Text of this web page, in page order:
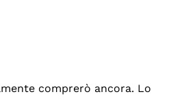
comprerò ancora. Lo